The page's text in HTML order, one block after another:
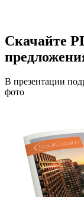
Скачайте
В презентации
фото